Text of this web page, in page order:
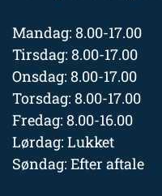
Mandag: 8.00-17.00
Tirsdag: 8.00-17.00
Onsdag: 8.00-17.00
Torsdag: 8.00-17.00
Fredag: 8.00-16.00
Lørdag: Lukket
Søndag: Efter aftale